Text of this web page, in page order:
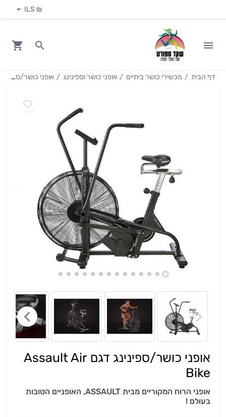
₪ ILS
דף הבית מכשירי כושר ביתיים אופני כושר וספינינג אופני כושר/ספינינג דגם Assault Air Bike
אופני כושר/ספינינג דגם Assault Air
Bike
אופני הרוח המקוריים מבית ASSAULT, האופניים הטובות
בעולם !